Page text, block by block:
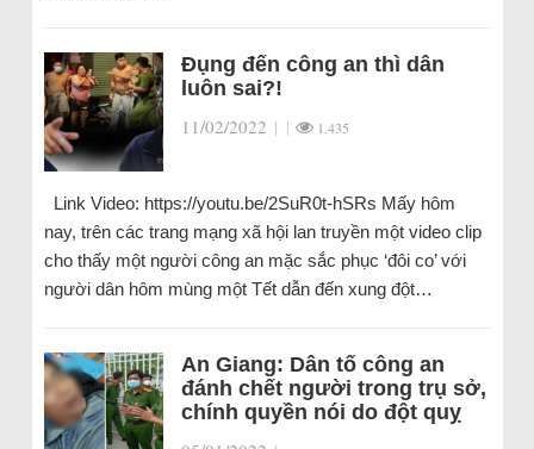
Đụng đến công an thì dân
luôn sai?!
11/02/2022 | | 1.435
Link Video: https://youtu.be/2SuR0t-hSRs Mấy hôm
nay, trên các trang mạng xã hội lan truyền một video clip
cho thấy một người công an mặc sắc phục ‘đôi co’ với
người dân hôm mùng một Tết dẫn đến xung đột…
An Giang: Dân tố công an
đánh chết người trong trụ sở,
chính quyền nói do đột quỵ